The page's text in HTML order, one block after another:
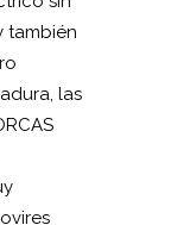
también
las